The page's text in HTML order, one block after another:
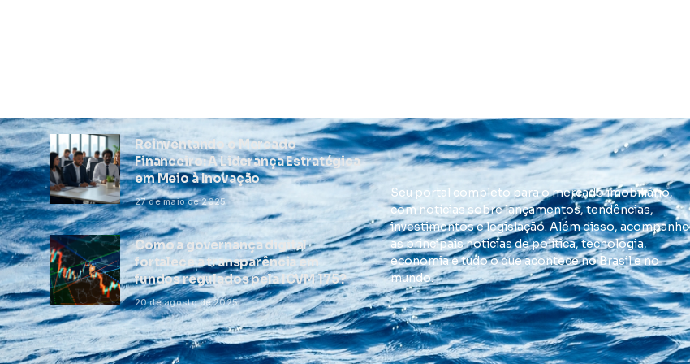
Reinventando o Mercado
Financeiro: A Liderança Estratégica
em Meio à Inovação
27 de maio de 2025
Como a governança digital
fortalece a transparência em
fundos regulados pela ICVM 175?
20 de agosto de 2025
Seu portal completo para o mercado imobiliário,
com notícias sobre lançamentos, tendências,
investimentos e legislação. Além disso, acompanhe
as principais notícias de política, tecnologia,
economia e tudo o que acontece no Brasil e no
mundo.